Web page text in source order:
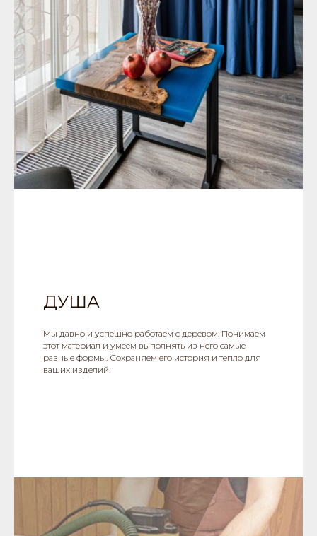
ДУША
Мы давно и успешно работаем с деревом. Понимаем
этот материал и умеем выполнять из него самые
разные формы. Сохраняем его история и тепло для
ваших изделий.